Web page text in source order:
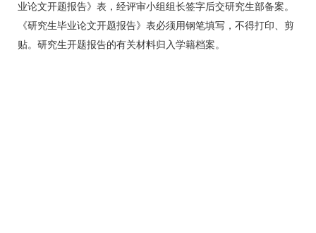
业论文开题报告》表，经评审小组组长签字后交研究生部备案。
《研究生毕业论文开题报告》表必须用钢笔填写，不得打印、剪
贴。研究生开题报告的有关材料归入学籍档案。